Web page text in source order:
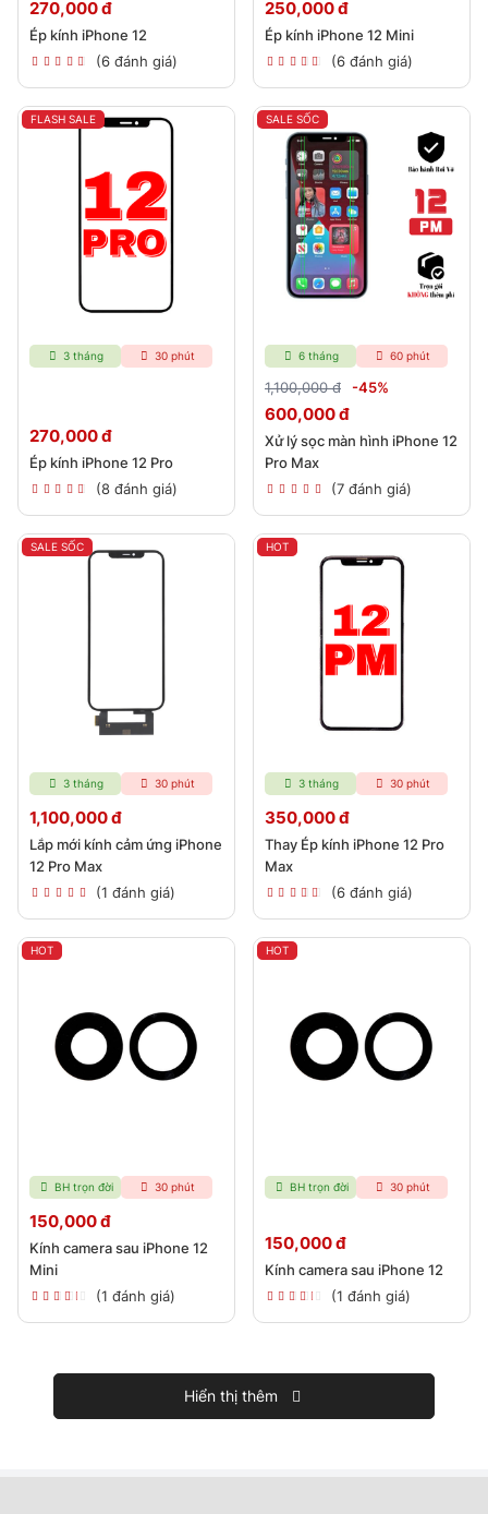
270,000 đ
Ép kính iPhone 12
(6 đánh giá)
250,000 đ
Ép kính iPhone 12 Mini
(6 đánh giá)
FLASH SALE
3 tháng 30 phút
270,000 đ
Ép kính iPhone 12 Pro
(8 đánh giá)
SALE SỐC
6 tháng 60 phút
1,100,000 đ -45%
600,000 đ
Xử lý sọc màn hình iPhone 12
Pro Max
(7 đánh giá)
SALE SỐC
3 tháng 30 phút
1,100,000 đ
Lắp mới kính cảm ứng iPhone
12 Pro Max
(1 đánh giá)
HOT
3 tháng 30 phút
350,000 đ
Thay Ép kính iPhone 12 Pro
Max
(6 đánh giá)
HOT
BH trọn đời 30 phút
150,000 đ
Kính camera sau iPhone 12
Mini
(1 đánh giá)
HOT
BH trọn đời 30 phút
150,000 đ
Kính camera sau iPhone 12
(1 đánh giá)
Hiển thị thêm